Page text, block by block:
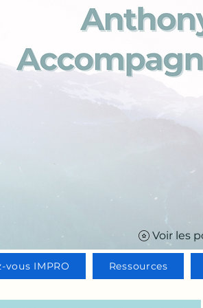
Anthony
Anthony
vous IMPRO Ressources